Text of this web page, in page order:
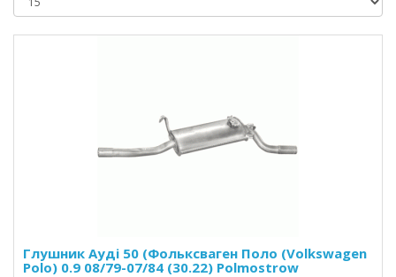
Глушник Ауді 50 (Фольксваген Поло (Volkswagen
Polo) 0.9 08/79-07/84 (30.22) Polmostrow